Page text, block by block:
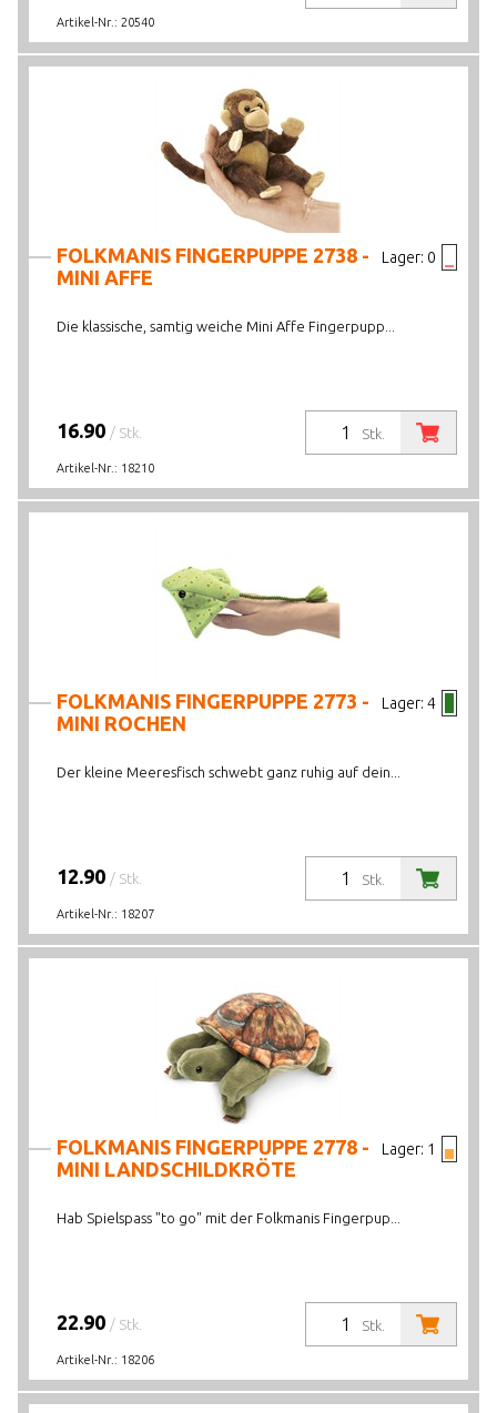
Artikel-Nr.: 20540
Lager: 0
FOLKMANIS FINGERPUPPE 2738 -
MINI AFFE
Die klassische, samtig weiche Mini Affe Fingerpupp...
Stk.
16.90 / Stk.
Artikel-Nr.: 18210
Lager: 4
FOLKMANIS FINGERPUPPE 2773 -
MINI ROCHEN
Der kleine Meeresfisch schwebt ganz ruhig auf dein...
Stk.
12.90 / Stk.
Artikel-Nr.: 18207
Lager: 1
FOLKMANIS FINGERPUPPE 2778 -
MINI LANDSCHILDKRÖTE
Hab Spielspass "to go" mit der Folkmanis Fingerpup...
Stk.
22.90 / Stk.
Artikel-Nr.: 18206